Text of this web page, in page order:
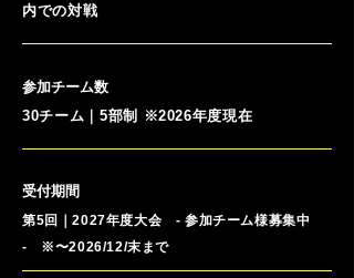
内での対戦
参加チーム数
30チーム｜5部制 ※2026年度現在
受付期間
第5回｜2027年度大会 - 参加チーム様募集中
- ※〜2026/12/末まで